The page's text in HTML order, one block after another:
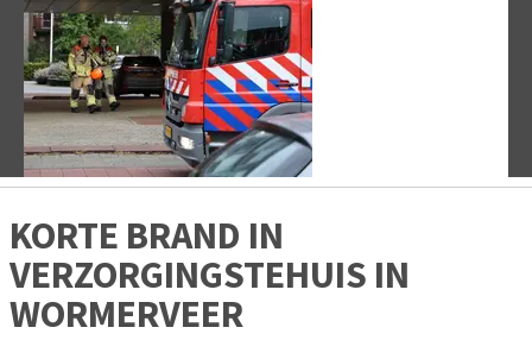
Vorige
KORTE BRAND IN
VERZORGINGSTEHUIS IN
WORMERVEER